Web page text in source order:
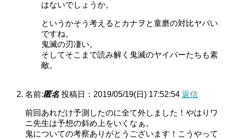
はないでしょうか。
というかそう考えるとカナヲと童磨の対比ヤバい
ですね。
鬼滅の刃凄い。
そしてそこまで読み解く鬼滅のヤイバーたちも素
敵。
名前:匿名 投稿日：2019/05/19(日) 17:52:54 返信
前回あれだけ予測したのに全て外しました！やはりワ
ニ先生は予想の斜め上をいくなぁ。
鬼についての考察ありがとうございます！こうやって